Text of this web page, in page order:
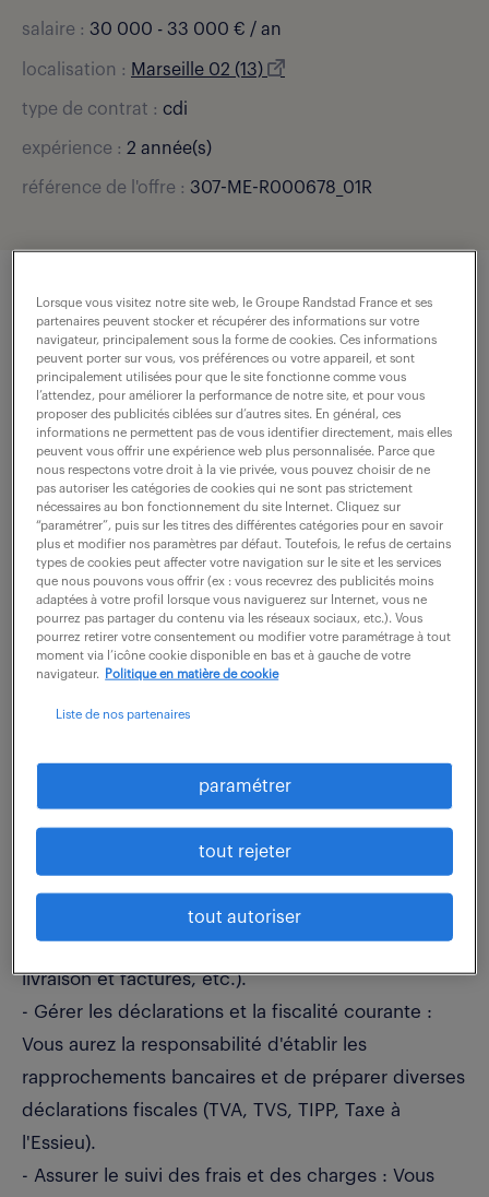
salaire : 30 000 - 33 000 € / an
localisation : Marseille 02 (13)
type de contrat : cdi
expérience : 2 année(s)
référence de l'offre : 307-ME-R000678_01R
description du poste
Rattaché(e) à la Responsable du service
comptabilité générale, vous jouerez un rôle clé
dans la fiabilité des comptes pour un périmètre de
plusieurs entités du groupe.
Vos missions :
- Piloter la comptabilité des agences : Vous
assurerez le contrôle des factures de frais
généraux et des journaux de banques, en
garantissant leur conformité.
- Être le garant de la cohérence des chiffres : Vous
corriger les anomalies, en assurant un suivi précis
des comptages de caisse.
- Devenir un partenaire privilégié du réseau : Vous
serez l'interlocuteur/trice principal(e) des agences
pour toutes leurs questions comptables
(demandes d'informations, suivi des bons de
livraison et factures, etc.).
- Gérer les déclarations et la fiscalité courante :
Vous aurez la responsabilité d'établir les
rapprochements bancaires et de préparer diverses
déclarations fiscales (TVA, TVS, TIPP, Taxe à
l'Essieu).
- Assurer le suivi des frais et des charges : Vous
Lorsque vous visitez notre site web, le Groupe Randstad France et ses
partenaires peuvent stocker et récupérer des informations sur votre
navigateur, principalement sous la forme de cookies. Ces informations
peuvent porter sur vous, vos préférences ou votre appareil, et sont
principalement utilisées pour que le site fonctionne comme vous
l’attendez, pour améliorer la performance de notre site, et pour vous
proposer des publicités ciblées sur d’autres sites. En général, ces
informations ne permettent pas de vous identifier directement, mais elles
peuvent vous offrir une expérience web plus personnalisée. Parce que
nous respectons votre droit à la vie privée, vous pouvez choisir de ne
pas autoriser les catégories de cookies qui ne sont pas strictement
nécessaires au bon fonctionnement du site Internet. Cliquez sur
“paramétrer”, puis sur les titres des différentes catégories pour en savoir
plus et modifier nos paramètres par défaut. Toutefois, le refus de certains
types de cookies peut affecter votre navigation sur le site et les services
que nous pouvons vous offrir (ex : vous recevrez des publicités moins
adaptées à votre profil lorsque vous naviguerez sur Internet, vous ne
pourrez pas partager du contenu via les réseaux sociaux, etc.). Vous
pourrez retirer votre consentement ou modifier votre paramétrage à tout
moment via l’icône cookie disponible en bas et à gauche de votre
navigateur.
Politique en matière de cookie
Liste de nos partenaires
paramétrer
tout rejeter
tout autoriser